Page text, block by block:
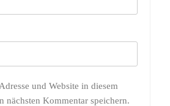
und Website in diesem
nächsten Kommentar speichern.